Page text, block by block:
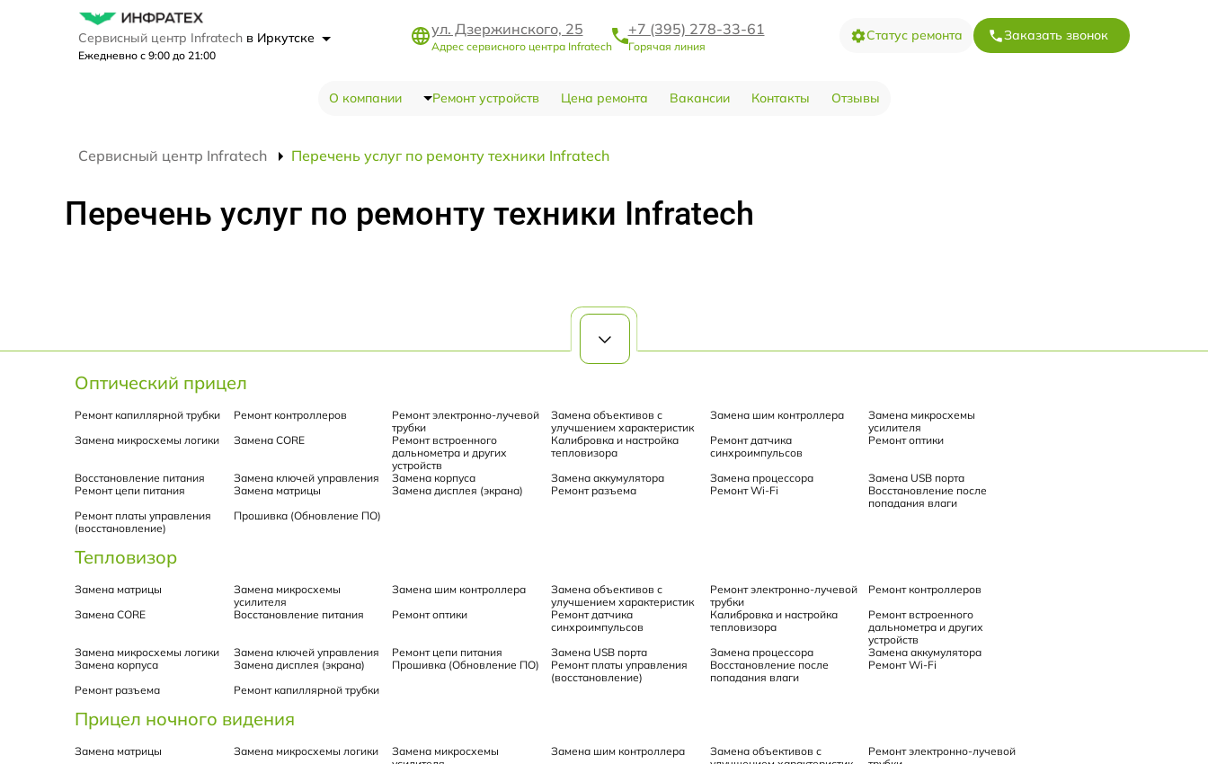
Сервисный центр Infratech в Иркутске
Ежедневно с 9:00 до 21:00
ул. Дзержинского, 25
Адрес сервисного центра Infratech
+7 (395) 278-33-61
Горячая линия
Статус ремонта Заказать звонок
О компании Ремонт устройств Цена ремонта Вакансии Контакты Отзывы
Сервисный центр Infratech Перечень услуг по ремонту техники Infratech
Перечень услуг по ремонту техники Infratech
Оптический прицел
Ремонт капиллярной трубки Ремонт контроллеров
Ремонт электронно-лучевой
трубки
Замена объективов с
улучшением характеристик
Замена шим контроллера
Замена микросхемы
усилителя
Замена микросхемы логики
Замена CORE
Ремонт встроенного
дальнометра и других
устройств
Калибровка и настройка
тепловизора
Ремонт датчика
синхроимпульсов
Ремонт оптики
Восстановление питания Замена ключей управления Замена корпуса Замена аккумулятора Замена процессора
Замена USB порта
Ремонт цепи питания
Замена матрицы Замена дисплея (экрана) Ремонт разъема Ремонт Wi-Fi
Восстановление после
попадания влаги
Ремонт платы управления
(восстановление)
Прошивка (Обновление ПО)
Тепловизор
Замена матрицы
Замена микросхемы
усилителя
Замена шим контроллера
Замена объективов с
улучшением характеристик
Ремонт электронно-лучевой
трубки
Ремонт контроллеров
Замена CORE
Восстановление питания Ремонт оптики
Ремонт датчика
синхроимпульсов
Калибровка и настройка
тепловизора
Ремонт встроенного
дальнометра и других
устройств
Замена микросхемы логики
Замена ключей управления Ремонт цепи питания Замена USB порта Замена процессора
Замена аккумулятора
Замена корпуса
Замена дисплея (экрана) Прошивка (Обновление ПО)
Ремонт платы управления
(восстановление)
Восстановление после
попадания влаги
Ремонт Wi-Fi
Ремонт разъема
Ремонт капиллярной трубки
Прицел ночного видения
Замена матрицы Замена микросхемы логики
Замена микросхемы
Замена шим контроллера
Замена объективов с
Ремонт электронно-лучевой